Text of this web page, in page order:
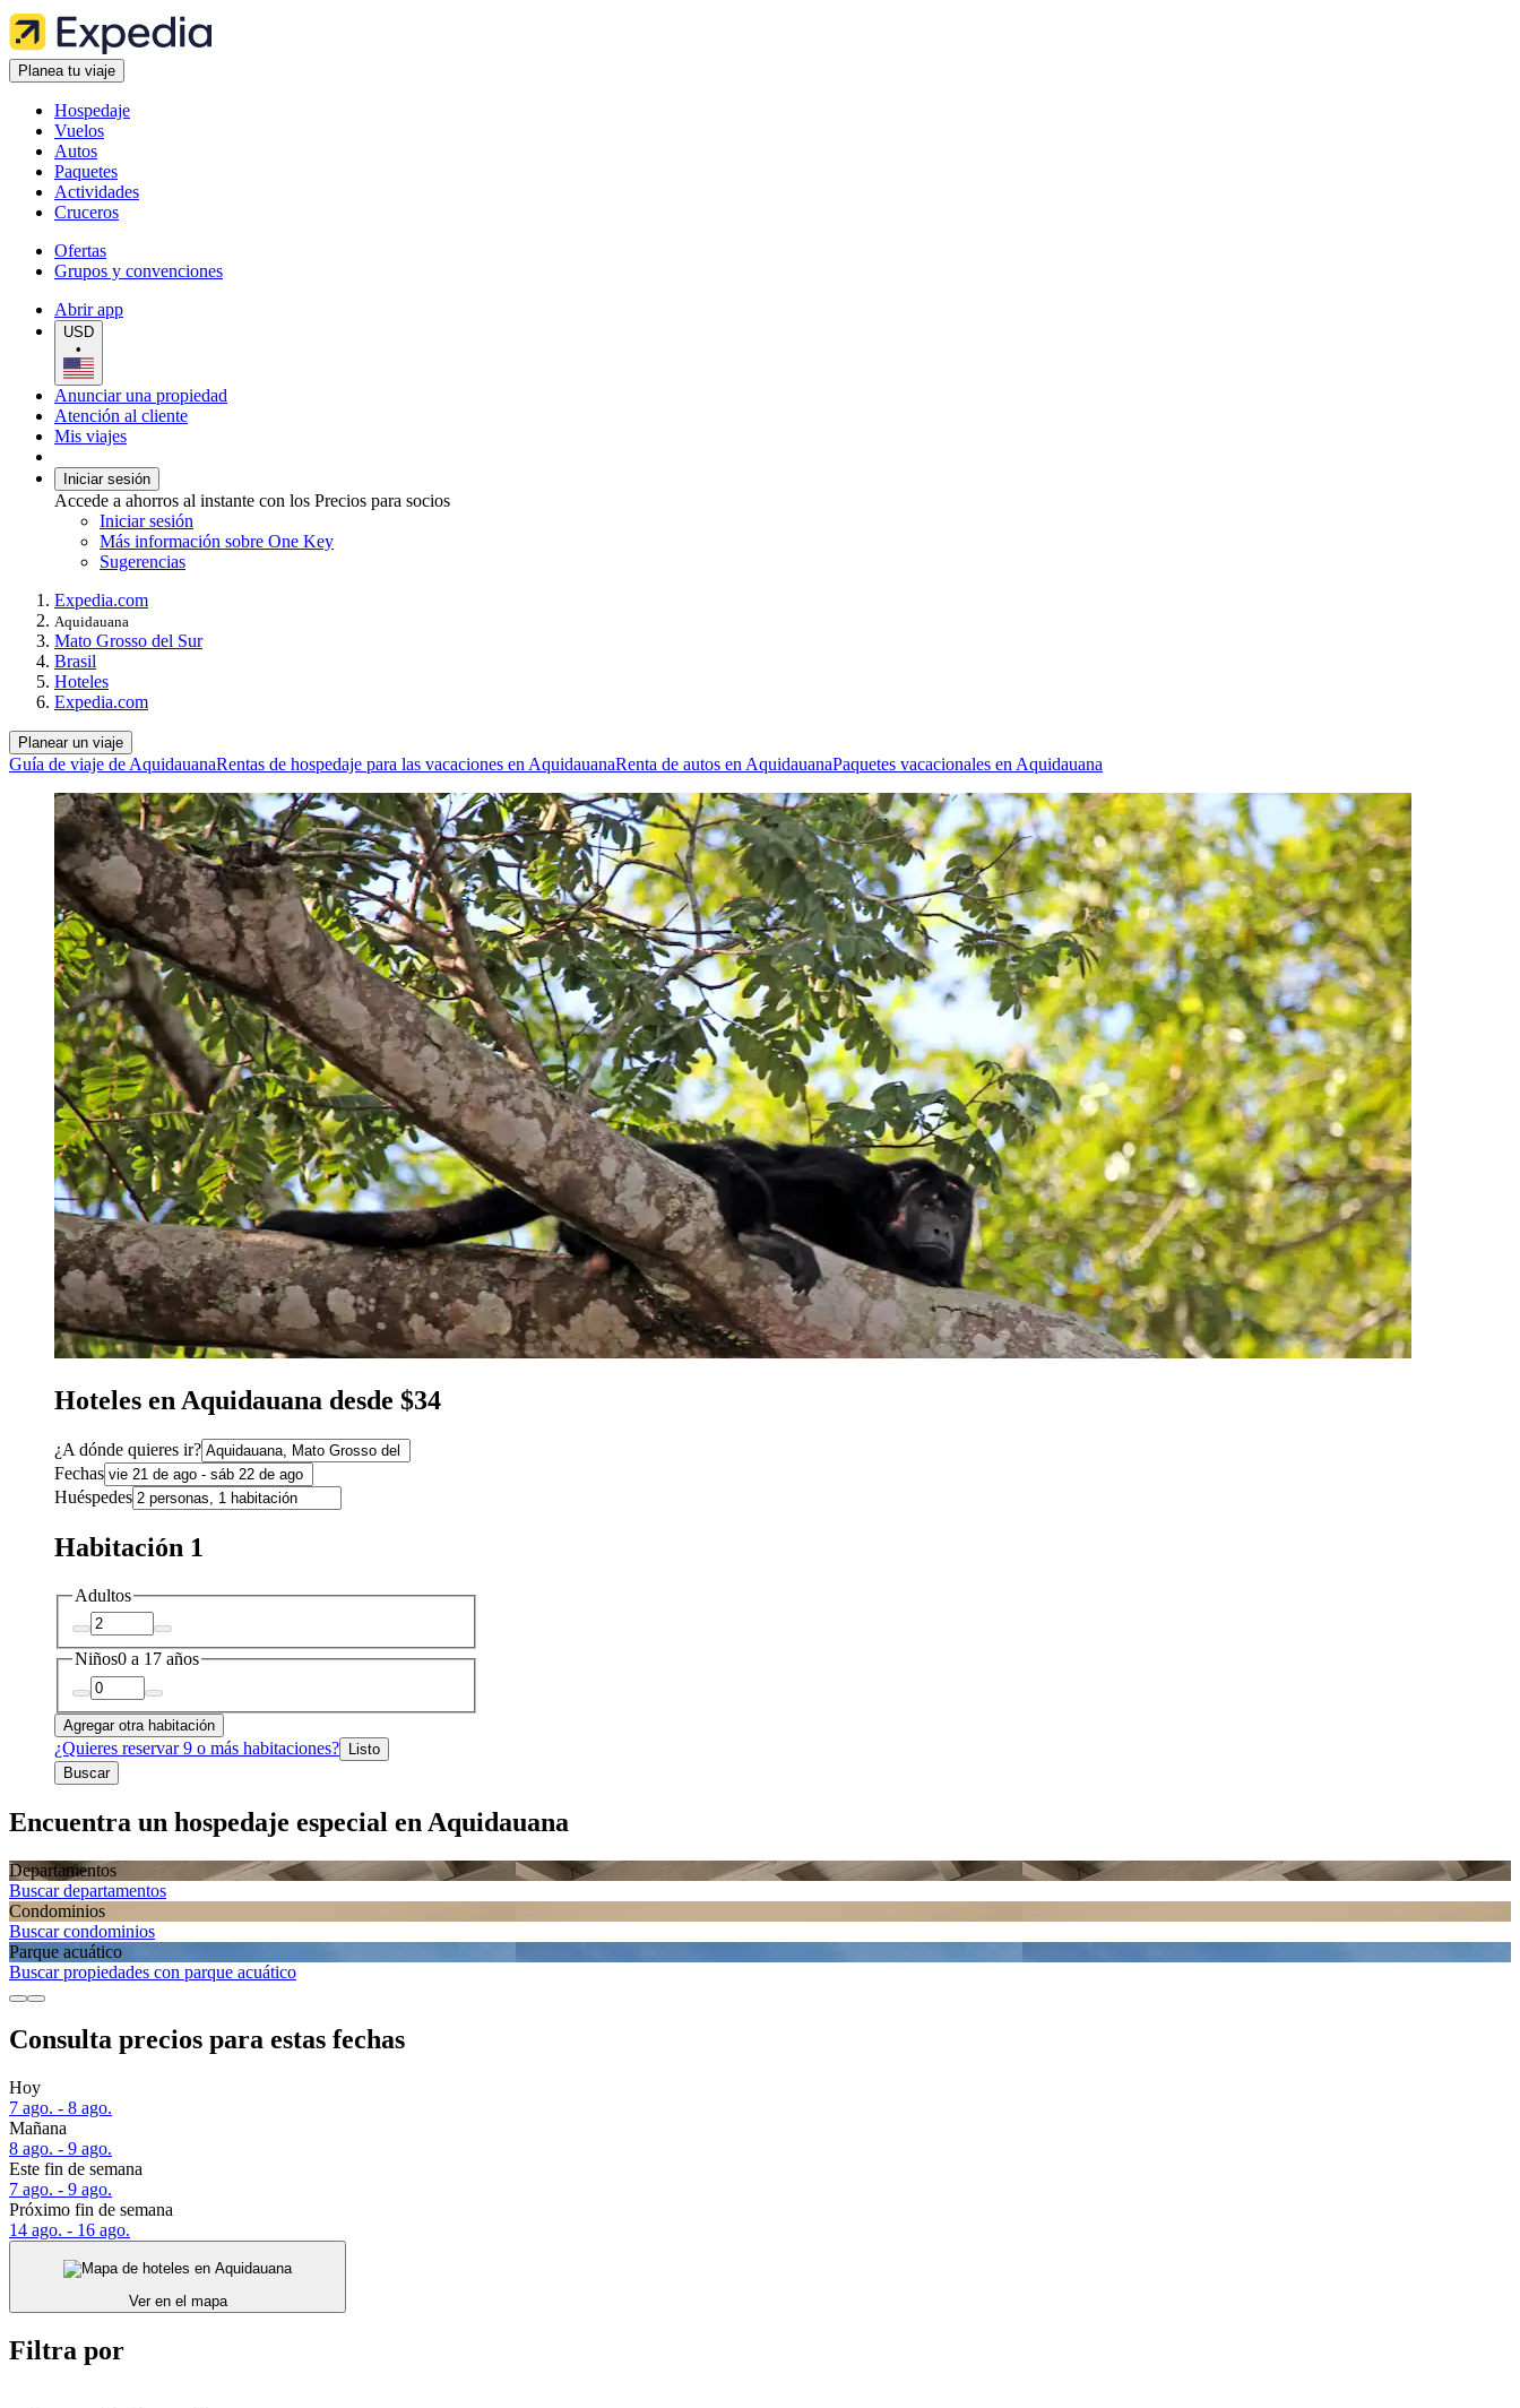
Planea tu viaje
Hospedaje
Vuelos
Autos
Paquetes
Actividades
Cruceros
Ofertas
Grupos y convenciones
Abrir app
USD
•
Anunciar una propiedad
Atención al cliente
Mis viajes
Iniciar sesión
Accede a ahorros al instante con los Precios para socios
Iniciar sesión
Más información sobre One Key
Sugerencias
Expedia.com
Aquidauana
Mato Grosso del Sur
Brasil
Hoteles
Expedia.com
Planear un viaje
Guía de viaje de AquidauanaRentas de hospedaje para las vacaciones en AquidauanaRenta de autos en AquidauanaPaquetes vacacionales en Aquidauana
Hoteles en Aquidauana desde $34
¿A dónde quieres ir?
Fechas
Huéspedes
Habitación 1
Adultos
Niños0 a 17 años
Agregar otra habitación
¿Quieres reservar 9 o más habitaciones? Listo
Buscar
Encuentra un hospedaje especial en Aquidauana
Departa­mentos
Buscar departamentos
Condominios
Buscar condominios
Parque acuático
Buscar propiedades con parque acuático
Consulta precios para estas fechas
Hoy
7 ago. - 8 ago.
Mañana
8 ago. - 9 ago.
Este fin de semana
7 ago. - 9 ago.
Próximo fin de semana
14 ago. - 16 ago.
Ver en el mapa
Filtra por